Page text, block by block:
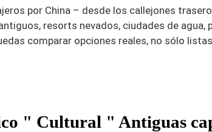
por China – desde los callejones
resorts nevados, ciudades de
comparar opciones reales, no sólo
" Cultural " Antiguas